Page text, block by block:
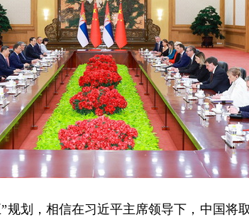
划，相信在习近平主席领导下，中国将